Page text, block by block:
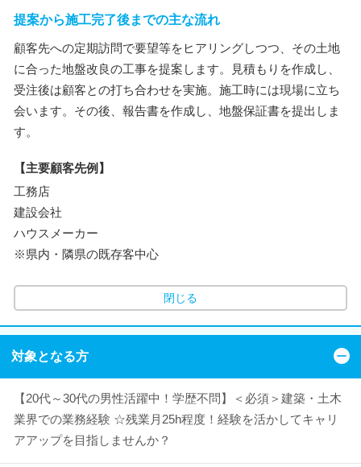
提案から施工完了後までの主な流れ
顧客先への定期訪問で要望等をヒアリングしつつ、その土地
に合った地盤改良の工事を提案します。見積もりを作成し、
受注後は顧客との打ち合わせを実施。施工時には現場に立ち
会います。その後、報告書を作成し、地盤保証書を提出しま
す。
【主要顧客先例】
工務店
建設会社
ハウスメーカー
※県内・隣県の既存客中心
閉じる
対象となる方
【20代～30代の男性活躍中！学歴不問】＜必須＞建築・土木
業界での業務経験 ☆残業月25h程度！経験を活かしてキャリ
アアップを目指しませんか？